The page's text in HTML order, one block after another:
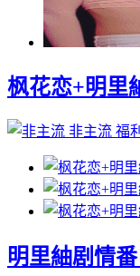
枫花恋+明里
非主流 福
明里紬剧情